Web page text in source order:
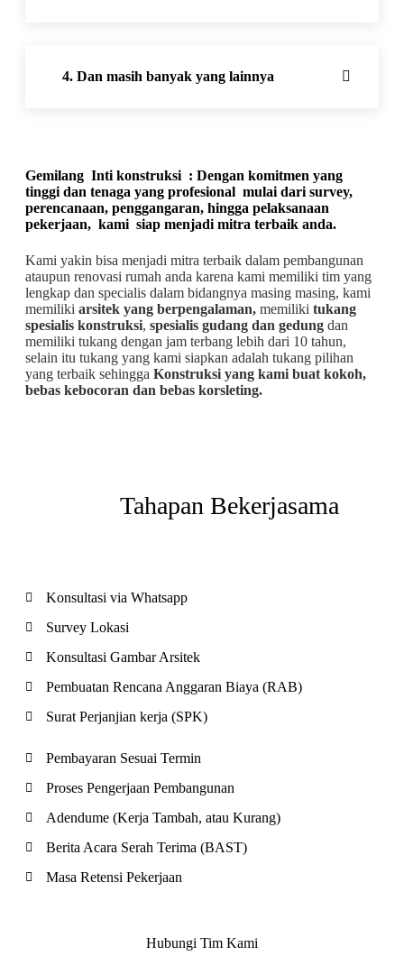
4. Dan masih banyak yang lainnya
Gemilang Inti konstruksi : Dengan komitmen yang
tinggi dan tenaga yang profesional mulai dari survey,
perencanaan, penggangaran, hingga pelaksanaan
pekerjaan, kami siap menjadi mitra terbaik anda.
Kami yakin bisa menjadi mitra terbaik dalam pembangunan
ataupun renovasi rumah anda karena kami memiliki tim yang
lengkap dan specialis dalam bidangnya masing masing, kami
memiliki arsitek yang berpengalaman, memiliki tukang
spesialis konstruksi, spesialis gudang dan gedung dan
memiliki tukang dengan jam terbang lebih dari 10 tahun,
selain itu tukang yang kami siapkan adalah tukang pilihan
yang terbaik sehingga Konstruksi yang kami buat kokoh,
bebas kebocoran dan bebas korsleting.
Tahapan Bekerjasama
Konsultasi via Whatsapp
Survey Lokasi
Konsultasi Gambar Arsitek
Pembuatan Rencana Anggaran Biaya (RAB)
Surat Perjanjian kerja (SPK)
Pembayaran Sesuai Termin
Proses Pengerjaan Pembangunan
Adendume (Kerja Tambah, atau Kurang)
Berita Acara Serah Terima (BAST)
Masa Retensi Pekerjaan
Hubungi Tim Kami